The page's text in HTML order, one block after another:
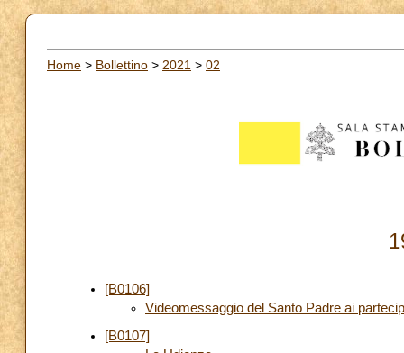
Home > Bollettino > 2021 > 02
[B0106]
Videomessaggio del Santo Padre ai
[B0107]